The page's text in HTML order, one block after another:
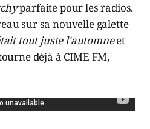
parfaite pour les radios.
sur sa nouvelle galette
tout juste l'automneet
déjà à CIME FM,